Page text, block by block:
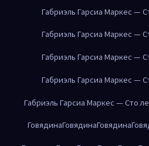
Габриэль Гарсиа Маркес —
Габриэль Гарсиа Маркес —
Габриэль Гарсиа Маркес —
Габриэль Гарсиа Маркес —
Габриэль Гарсиа Маркес — Сто
ГовядинаГовядинаГовядина